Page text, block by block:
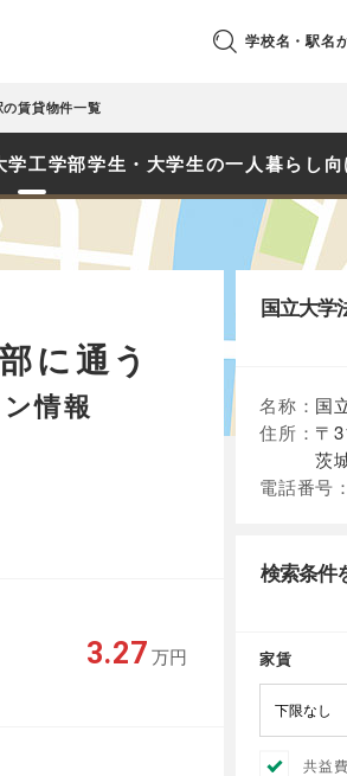
学校名・駅名
の賃貸物件一覧
工学部学生・大学生の一人暮らし
に通う
情報
3.27万円
国立大学
名称： 国
住所： 〒
茨
電話番号：
検索条件
家賃
共益